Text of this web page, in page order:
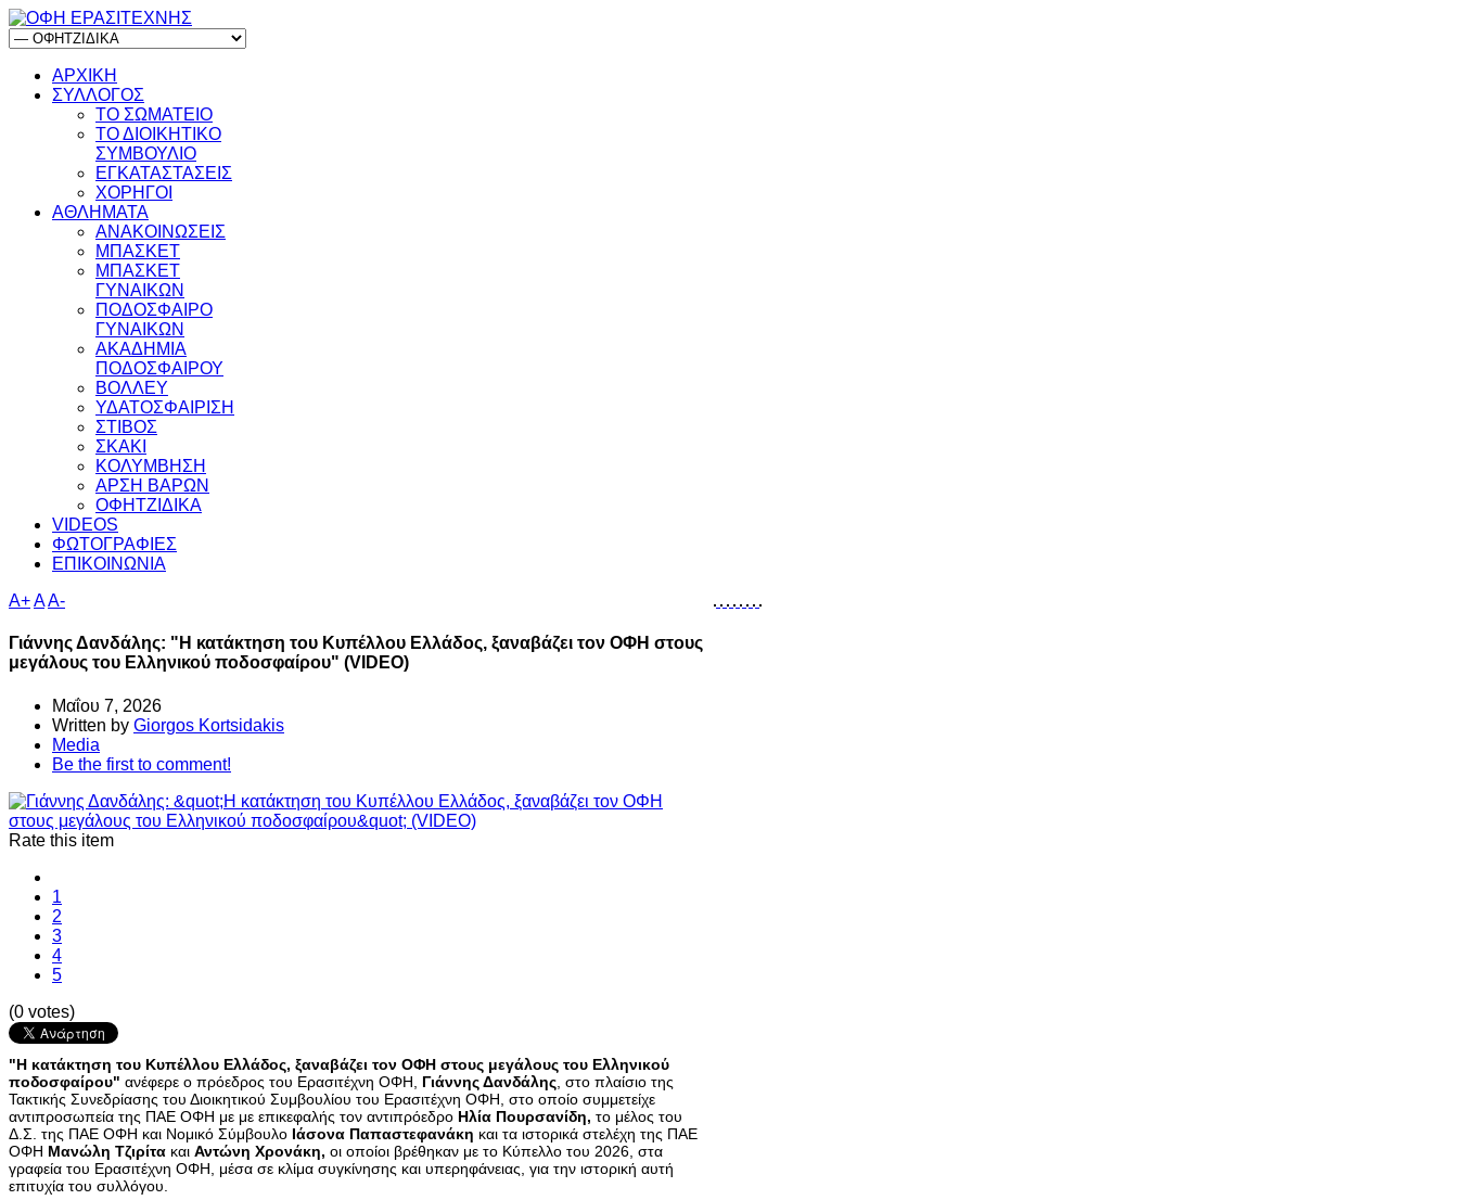
ΑΡΧΙΚΗ
ΣΥΛΛΟΓΟΣ
ΤΟ ΣΩΜΑΤΕΙΟ
ΤΟ ΔΙΟΙΚΗΤΙΚΟ
ΣΥΜΒΟΥΛΙΟ
ΕΓΚΑΤΑΣΤΑΣΕΙΣ
ΧΟΡΗΓΟΙ
ΑΘΛΗΜΑΤΑ
ΑΝΑΚΟΙΝΩΣΕΙΣ
ΜΠΑΣΚΕΤ
ΜΠΑΣΚΕΤ
ΓΥΝΑΙΚΩΝ
ΠΟΔΟΣΦΑΙΡΟ
ΓΥΝΑΙΚΩΝ
ΑΚΑΔΗΜΙΑ
ΠΟΔΟΣΦΑΙΡΟΥ
ΒΟΛΛΕΥ
ΥΔΑΤΟΣΦΑΙΡΙΣΗ
ΣΤΙΒΟΣ
ΣΚΑΚΙ
ΚΟΛΥΜΒΗΣΗ
ΑΡΣΗ ΒΑΡΩΝ
ΟΦΗΤΖΙΔΙΚΑ
VIDEOS
ΦΩΤΟΓΡΑΦΙΕΣ
ΕΠΙΚΟΙΝΩΝΙΑ
A+AA-
Γιάννης Δανδάλης: "H κατάκτηση του Κυπέλλου Ελλάδος, ξαναβάζει τον ΟΦΗ στους
μεγάλους του Ελληνικού ποδοσφαίρου" (VIDEO)
Μαΐου 7, 2026
Written by Giorgos Kortsidakis
Media
Be the first to comment!
Rate this item
1
2
3
4
5
(0 votes)
"H κατάκτηση του Κυπέλλου Ελλάδος, ξαναβάζει τον ΟΦΗ στους μεγάλους του Ελληνικού
ποδοσφαίρου" ανέφερε ο πρόεδρος του Ερασιτέχνη ΟΦΗ, Γιάννης Δανδάλης , στο πλαίσιο της
Τακτικής Συνεδρίασης του Διοικητικού Συμβουλίου του Ερασιτέχνη ΟΦΗ, στο οποίο συμμετείχε
αντιπροσωπεία της ΠΑΕ ΟΦΗ με με επικεφαλής τον αντιπρόεδρο Ηλία Πουρσανίδη, το μέλος του
Δ.Σ. της ΠΑΕ ΟΦΗ και Νομικό Σύμβουλο Ιάσονα Παπαστεφανάκη και τα ιστορικά στελέχη της ΠΑΕ
ΟΦΗ Μανώλη Τζιρίτα και Αντώνη Χρονάκη, οι οποίοι βρέθηκαν με το Κύπελλο του 2026, στα
γραφεία του Ερασιτέχνη ΟΦΗ, μέσα σε κλίμα συγκίνησης και υπερηφάνειας, για την ιστορική αυτή
επιτυχία του συλλόγου.